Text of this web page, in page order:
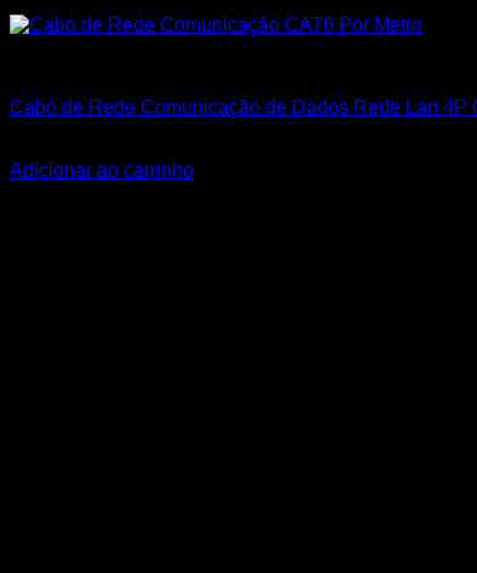
Cabo de Rede Comunicação de Dados Rede Lan 4P
Adicionar ao carrinho